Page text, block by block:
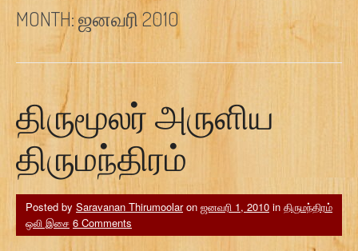
MONTH:ஜனவரி 2010
திருமூலர் அருளிய
திருமந்திரம்
Posted by Saravanan Thirumoolaron ஜனவரி 1, 2010 in திருமந்திரம்
ஒலி இசை 6 Comments